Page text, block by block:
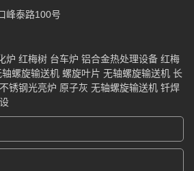
峰泰路100号
炉 红梅树 台车炉 铝合金热处理设备 红梅
轴螺旋输送机 螺旋叶片 无轴螺旋输送机 长
不锈钢光亮炉 原子灰 无轴螺旋输送机 钎焊